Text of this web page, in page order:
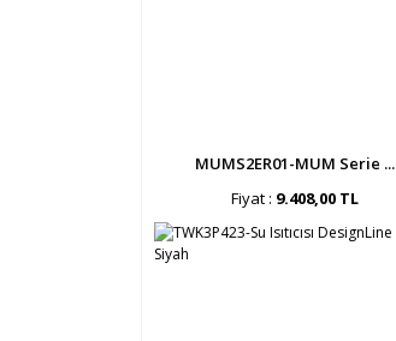
MUMS2ER01-MUM Serie ...
Fiyat : 9.408,00 TL